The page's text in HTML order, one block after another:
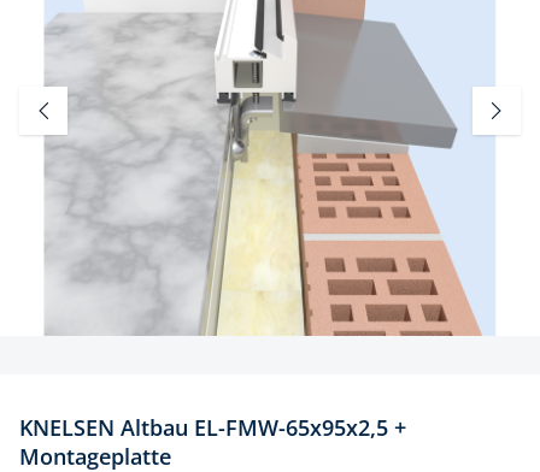
KNELSEN Altbau EL-FMW-65x95x2,5 +
Montageplatte